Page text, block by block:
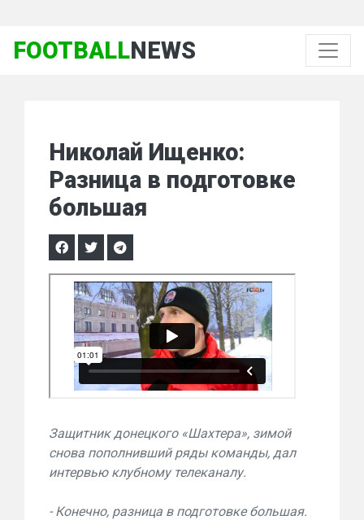
FOOTBALLNEWS
Николай Ищенко:
Разница в подготовке
большая
Защитник донецкого «Шахтера», зимой
снова пополнивший ряды команды, дал
интервью клубному телеканалу.
- Конечно, разница в подготовке большая.